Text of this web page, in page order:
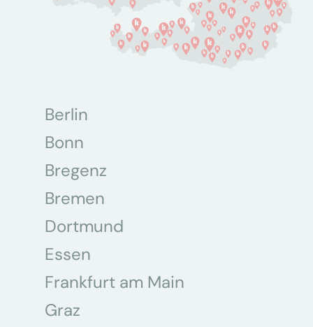
Berlin
Bonn
Bregenz
Bremen
Dortmund
Essen
Frankfurt am Main
Graz